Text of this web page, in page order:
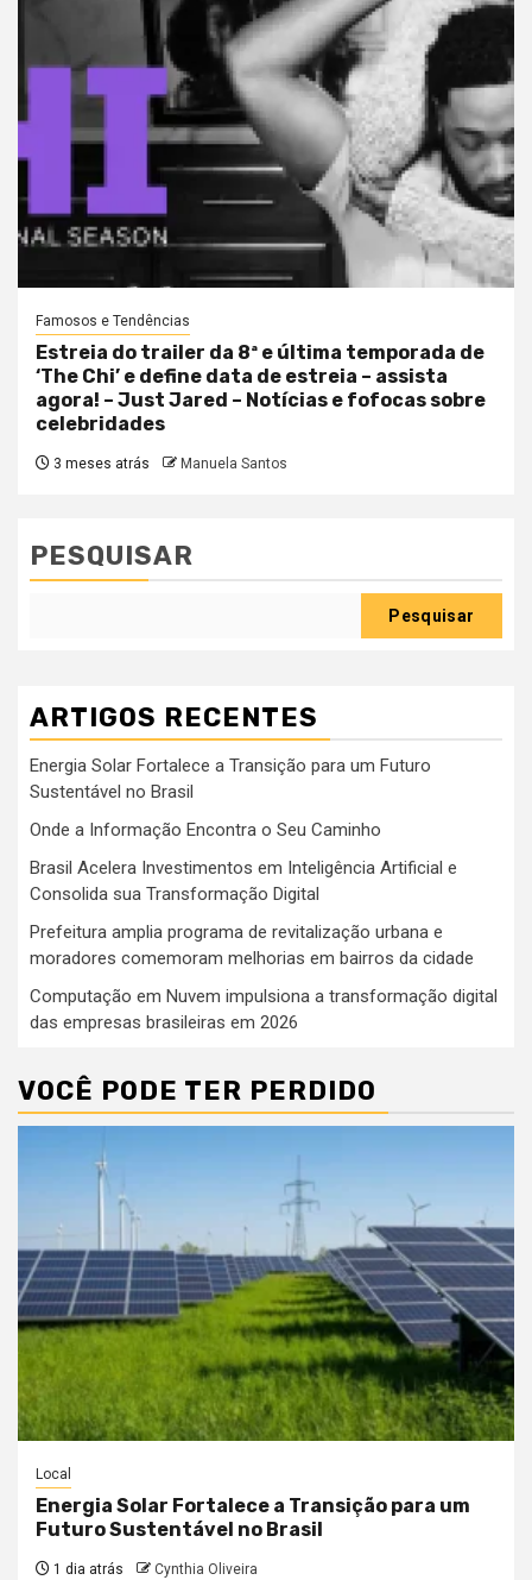
Famosos e Tendências
Estreia do trailer da 8ª e última temporada de
‘The Chi’ e define data de estreia – assista
agora! – Just Jared – Notícias e fofocas sobre
celebridades
3 meses atrás Manuela Santos
PESQUISAR
Pesquisar
ARTIGOS RECENTES
Energia Solar Fortalece a Transição para um Futuro
Sustentável no Brasil
Onde a Informação Encontra o Seu Caminho
Brasil Acelera Investimentos em Inteligência Artificial e
Consolida sua Transformação Digital
Prefeitura amplia programa de revitalização urbana e
moradores comemoram melhorias em bairros da cidade
Computação em Nuvem impulsiona a transformação digital
das empresas brasileiras em 2026
VOCÊ PODE TER PERDIDO
Local
Energia Solar Fortalece a Transição para um
Futuro Sustentável no Brasil
1 dia atrás Cynthia Oliveira